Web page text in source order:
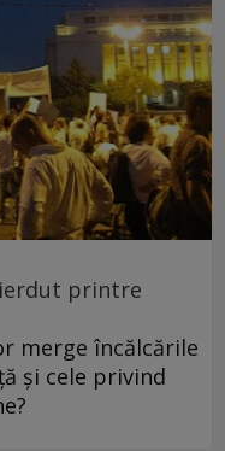
printre
merge încălcările
și cele privind